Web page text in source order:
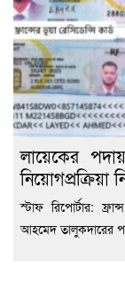
লায়েকের
নিয়োগপ্রক্রিয়া
স্টাফ রিপোর্টার:
আহমেদ তালুকদারের